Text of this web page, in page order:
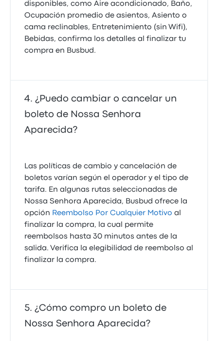
disponibles, como Aire acondicionado, Baño,
Ocupación promedio de asientos, Asiento o
cama reclinables, Entretenimiento (sin Wifi),
Bebidas, confirma los detalles al finalizar tu
compra en Busbud.
¿Puedo cambiar o cancelar un
boleto de Nossa Senhora
Aparecida?
Las políticas de cambio y cancelación de
boletos varían según el operador y el tipo de
tarifa. En algunas rutas seleccionadas de
Nossa Senhora Aparecida, Busbud ofrece la
opción Reembolso Por Cualquier Motivo al
finalizar la compra, la cual permite
reembolsos hasta 30 minutos antes de la
salida. Verifica la elegibilidad de reembolso al
finalizar la compra.
¿Cómo compro un boleto de
Nossa Senhora Aparecida?